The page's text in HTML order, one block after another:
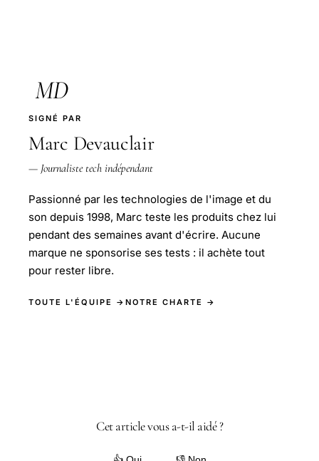
MD
SIGNÉ PAR
Marc Devauclair
— Journaliste tech indépendant
Passionné par les technologies de l'image et du
son depuis 1998, Marc teste les produits chez lui
pendant des semaines avant d'écrire. Aucune
marque ne sponsorise ses tests : il achète tout
pour rester libre.
TOUTE L'ÉQUIPE → NOTRE CHARTE →
Cet article vous a-t-il aidé ?